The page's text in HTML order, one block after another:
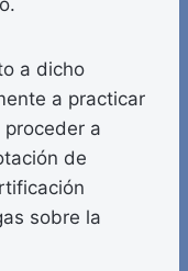
a dicho
a practicar
a
de
sobre la